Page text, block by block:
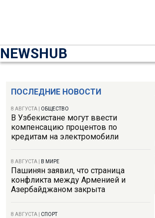
NEWSHUB
ПОСЛЕДНИЕ НОВОСТИ
8 АВГУСТА ОБЩЕСТВО
В Узбекистане могут ввести
компенсацию процентов по
кредитам на электромобили
8 АВГУСТА В МИРЕ
Пашинян заявил, что страница
конфликта между Арменией и
Азербайджаном закрыта
8 АВГУСТА СПОРТ